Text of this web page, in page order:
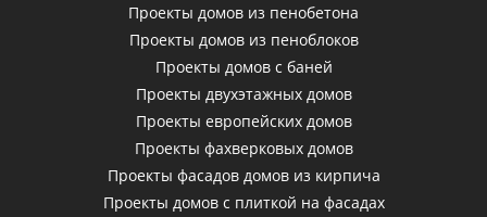
Проекты домов из пенобетона
Проекты домов из пеноблоков
Проекты домов с баней
Проекты двухэтажных домов
Проекты европейских домов
Проекты фахверковых домов
Проекты фасадов домов из кирпича
Проекты домов с плиткой на фасадах